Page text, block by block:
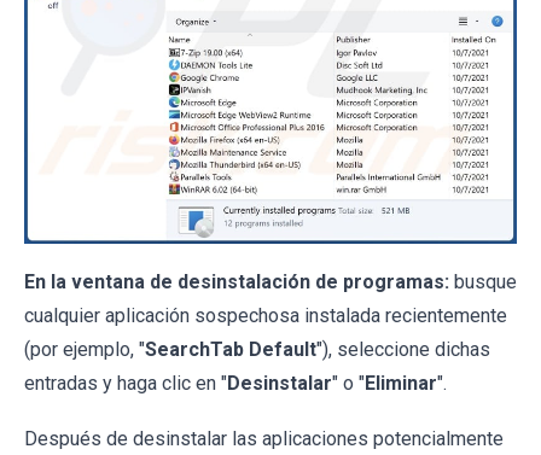
En la ventana de desinstalación de programas: busque
cualquier aplicación sospechosa instalada recientemente
(por ejemplo, "SearchTab Default"), seleccione dichas
entradas y haga clic en "Desinstalar" o "Eliminar".
Después de desinstalar las aplicaciones potencialmente